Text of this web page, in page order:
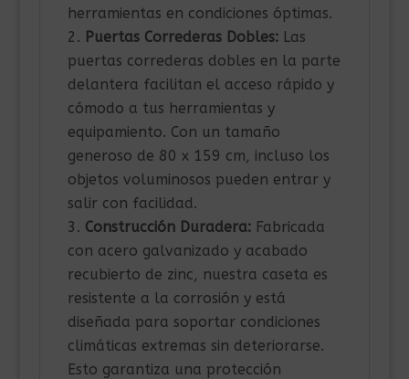
herramientas en condiciones óptimas.
Puertas Correderas Dobles:Las
puertas correderas dobles en la parte
delantera facilitan el acceso rápido y
cómodo a tus herramientas y
equipamiento. Con un tamaño
generoso de 80 x 159 cm, incluso los
objetos voluminosos pueden entrar y
salir con facilidad.
Construcción Duradera:Fabricada
con acero galvanizado y acabado
recubierto de zinc, nuestra caseta es
resistente a la corrosión y está
diseñada para soportar condiciones
climáticas extremas sin deteriorarse.
Esto garantiza una protección